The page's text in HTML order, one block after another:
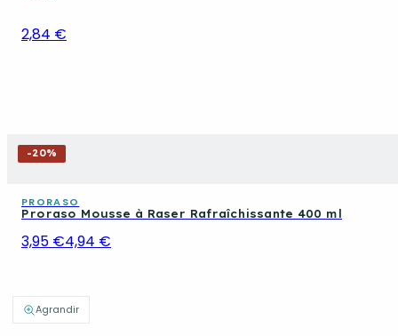
Agrandir
2,84 €
-20%
PRORASO
Proraso Mousse à Raser Rafraîchissante 400 ml
3,95 €4,94 €